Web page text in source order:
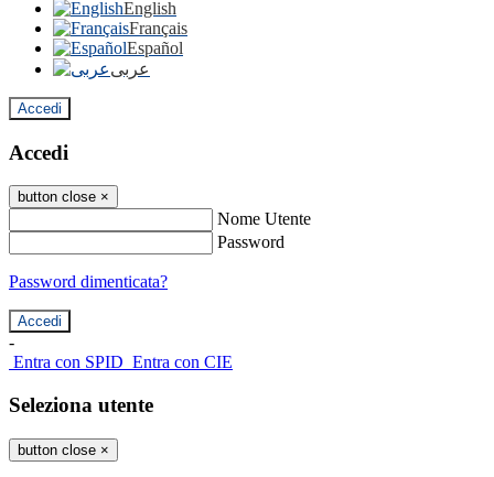
English
Français
Español
عربى
Accedi
Accedi
button close ×
Nome Utente
Password
Password dimenticata?
-
Entra con SPID Entra con CIE
Seleziona utente
button close ×